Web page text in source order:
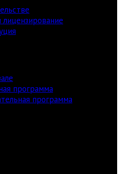
программа
программа